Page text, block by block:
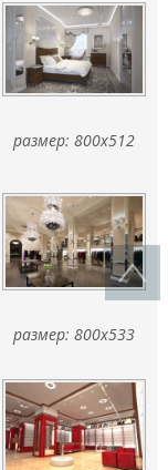
размер: 800x512
размер: 800x533